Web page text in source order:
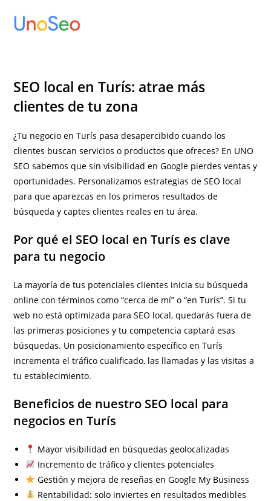
SEO local en Turís: atrae más
clientes de tu zona
¿Tu negocio en Turís pasa desapercibido cuando los
clientes buscan servicios o productos que ofreces? En UNO
SEO sabemos que sin visibilidad en Google pierdes ventas y
oportunidades. Personalizamos estrategias de SEO local
para que aparezcas en los primeros resultados de
búsqueda y captes clientes reales en tu área.
Por qué el SEO local en Turís es clave
para tu negocio
La mayoría de tus potenciales clientes inicia su búsqueda
online con términos como “cerca de mí” o “en Turís”. Si tu
web no está optimizada para SEO local, quedarás fuera de
las primeras posiciones y tu competencia captará esas
búsquedas. Un posicionamiento específico en Turís
incrementa el tráfico cualificado, las llamadas y las visitas a
tu establecimiento.
Beneficios de nuestro SEO local para
negocios en Turís
Mayor visibilidad en búsquedas geolocalizadas
Incremento de tráfico y clientes potenciales
Gestión y mejora de reseñas en Google My Business
Rentabilidad: solo inviertes en resultados medibles